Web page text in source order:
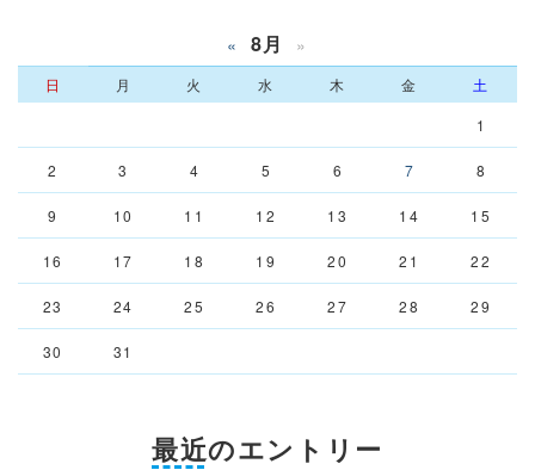
« 8月 »
日 月 火 水 木 金
土
1
2 3 4 5 6 7 8
9 10 11 12 13 14 15
16 17 18 19 20 21 22
23 24 25 26 27 28 29
30 31
最近のエントリー